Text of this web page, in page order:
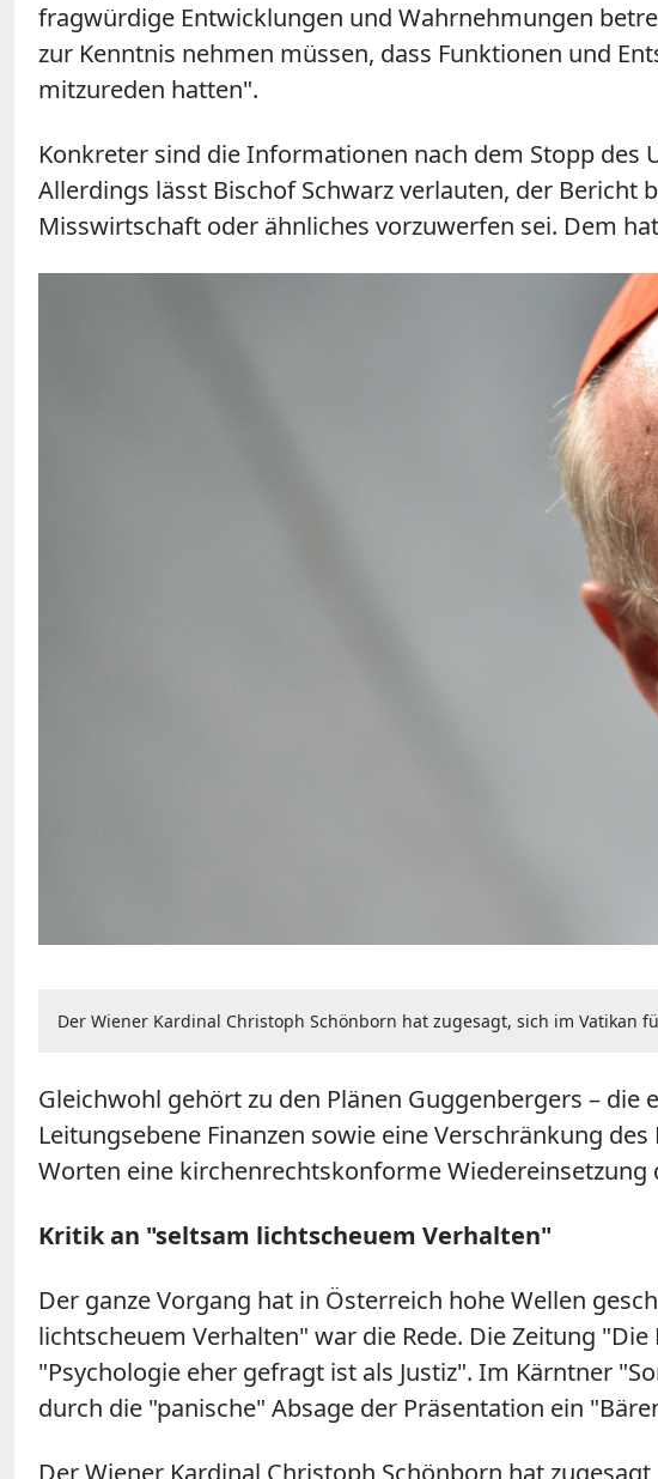
fragwürdige Entwicklungen und Wahrnehmungen
zur Kenntnis nehmen müssen, dass Funktionen und
mitzureden hatten".
Konkreter sind die Informationen nach dem Stopp
Allerdings lässt Bischof Schwarz verlauten, der
Misswirtschaft oder ähnliches vorzuwerfen sei. Dem
Der Wiener Kardinal Christoph Schönborn hat zugesagt, sich im Vatikan
Gleichwohl gehört zu den Plänen Guggenbergers –
Leitungsebene Finanzen sowie eine Verschränkung
Worten eine kirchenrechtskonforme
Kritik an "seltsam lichtscheuem Verhalten"
Der ganze Vorgang hat in Österreich hohe Wellen
lichtscheuem Verhalten" war die Rede. Die Zeitung
"Psychologie eher gefragt ist als Justiz". Im Kärntner
durch die "panische" Absage der Präsentation ein
Der Wiener Kardinal Christoph Schönborn hat